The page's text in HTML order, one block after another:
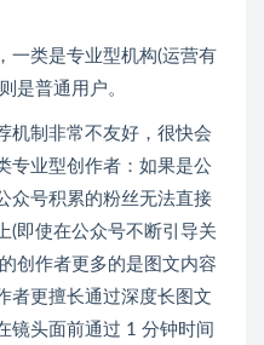
一类是专业型机构(运营有
是普通用户。
机制非常不友好，很快会
专业型创作者：如果是公
众号积累的粉丝无法直接
(即使在公众号不断引导关
创作者更多的是图文内容
者更擅长通过深度长图文
镜头面前通过 1 分钟时间